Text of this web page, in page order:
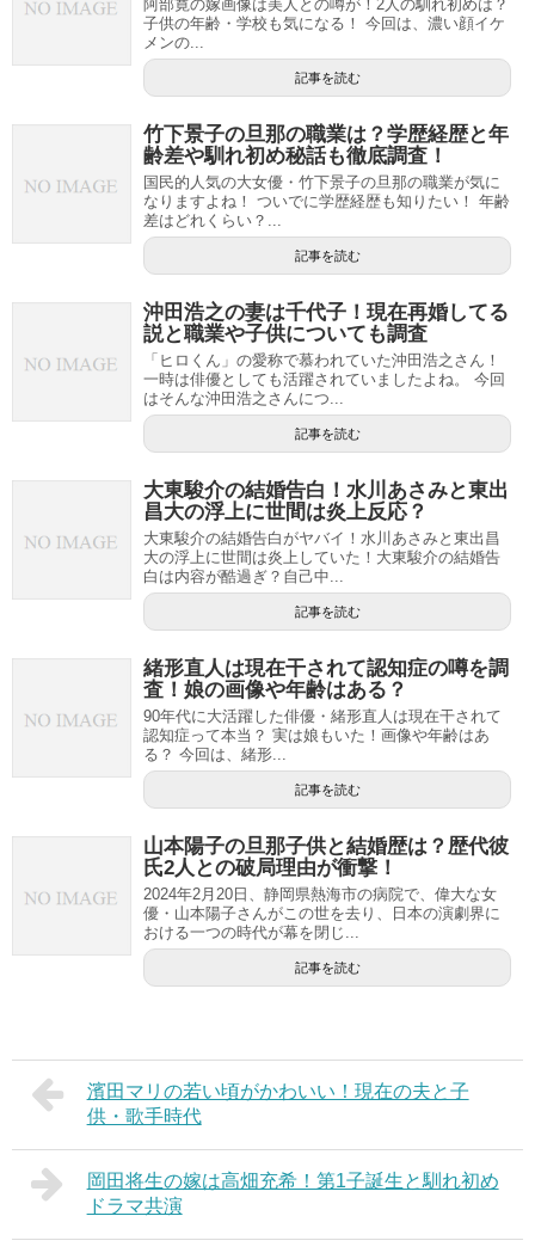
阿部寛の嫁画像は美人との噂が！2人の馴れ初めは？
子供の年齢・学校も気になる！ 今回は、濃い顔イケ
メンの...
記事を読む
竹下景子の旦那の職業は？学歴経歴と年
齢差や馴れ初め秘話も徹底調査！
国民的人気の大女優・竹下景子の旦那の職業が気に
なりますよね！ ついでに学歴経歴も知りたい！ 年齢
差はどれくらい？...
記事を読む
沖田浩之の妻は千代子！現在再婚してる
説と職業や子供についても調査
「ヒロくん」の愛称で慕われていた沖田浩之さん！
一時は俳優としても活躍されていましたよね。 今回
はそんな沖田浩之さんにつ...
記事を読む
大東駿介の結婚告白！水川あさみと東出
昌大の浮上に世間は炎上反応？
大東駿介の結婚告白がヤバイ！水川あさみと東出昌
大の浮上に世間は炎上していた！大東駿介の結婚告
白は内容が酷過ぎ？自己中...
記事を読む
緒形直人は現在干されて認知症の噂を調
査！娘の画像や年齢はある？
90年代に大活躍した俳優・緒形直人は現在干されて
認知症って本当？ 実は娘もいた！画像や年齢はあ
る？ 今回は、緒形...
記事を読む
山本陽子の旦那子供と結婚歴は？歴代彼
氏2人との破局理由が衝撃！
2024年2月20日、静岡県熱海市の病院で、偉大な女
優・山本陽子さんがこの世を去り、日本の演劇界に
おける一つの時代が幕を閉じ...
記事を読む
濱田マリの若い頃がかわいい！現在の夫と子
供・歌手時代
岡田将生の嫁は高畑充希！第1子誕生と馴れ初め
ドラマ共演